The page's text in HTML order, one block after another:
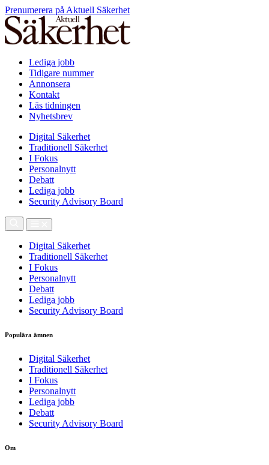
Prenumerera på Aktuell Säkerhet
Lediga jobb
Tidigare nummer
Annonsera
Kontakt
Läs tidningen
Nyhetsbrev
Digital Säkerhet
Traditionell Säkerhet
I Fokus
Personalnytt
Debatt
Lediga jobb
Security Advisory Board
Digital Säkerhet
Traditionell Säkerhet
I Fokus
Personalnytt
Debatt
Lediga jobb
Security Advisory Board
Populära ämnen
Digital Säkerhet
Traditionell Säkerhet
I Fokus
Personalnytt
Lediga jobb
Debatt
Security Advisory Board
Om